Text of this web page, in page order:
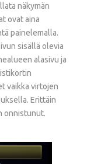
näkymän
ovat aina
painelemalla.
sisällä olevia
alasivu ja
vaikka virtojen
Erittäin
onnistunut.